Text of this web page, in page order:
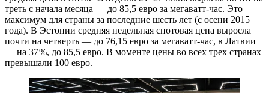
треть с начала месяца — ​до 85,5 евро за мегаватт-час. Это
максимум для страны за последние шесть лет (с осени 2015
года). В Эстонии средняя недельная спотовая цена выросла
почти на четверть — ​до 76,15 евро за мегаватт-час, в Латвии
— ​на 37 %, до 85,5 евро. В моменте цены во всех трех странах
превышали 100 евро.